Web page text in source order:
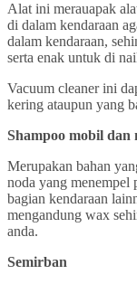
Alat ini merauapak
di dalam kendaraan
dalam kendaraan,
serta enak untuk di
Vacuum cleaner ini
kering ataupun yang
Shampoo mobil dan
Merupakan bahan
noda yang menempel
bagian kendaraan
mengandung wax
anda.
Semirban